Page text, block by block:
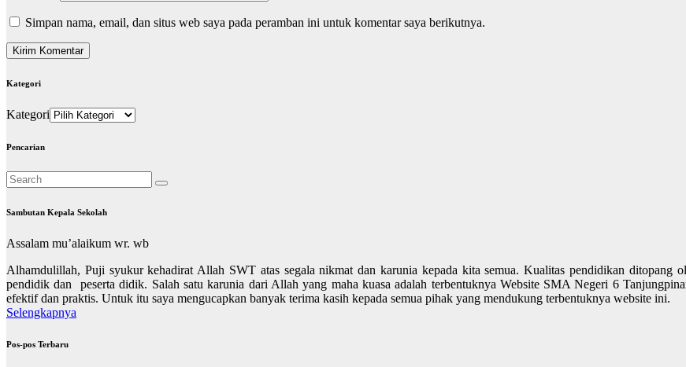
Simpan nama, email, dan situs web saya pada peramban ini untuk komentar saya berikutnya.
Kategori
Kategori
Pencarian
Sambutan Kepala Sekolah
Assalam mu’alaikum wr. wb
Alhamdulillah, Puji syukur kehadirat Allah SWT atas segala nikmat dan karunia kepada kita semua. Kualitas pendidikan ditopang
pendidik dan peserta didik. Salah satu karunia dari Allah yang maha kuasa adalah terbentuknya Website SMA Negeri 6
efektif dan praktis. Untuk itu saya mengucapkan banyak terima kasih kepada semua pihak yang mendukung terbentuknya website ini.
Selengkapnya
Pos-pos Terbaru